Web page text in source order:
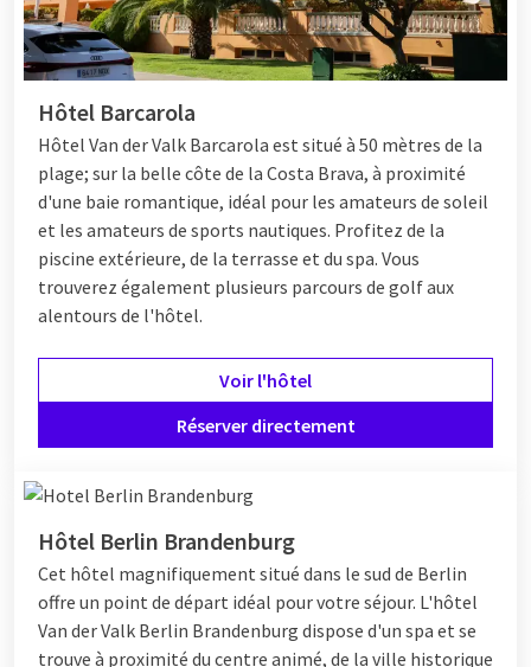
Hôtel Barcarola
Hôtel Van der Valk Barcarola est situé à 50 mètres de la
plage; sur la belle côte de la Costa Brava, à proximité
d'une baie romantique, idéal pour les amateurs de soleil
et les amateurs de sports nautiques. Profitez de la
piscine extérieure, de la terrasse et du spa. Vous
trouverez également plusieurs parcours de golf aux
alentours de l'hôtel.
Voir l'hôtel
Réserver directement
Hôtel Berlin Brandenburg
Cet hôtel magnifiquement situé dans le sud de Berlin
offre un point de départ idéal pour votre séjour. L'hôtel
Van der Valk Berlin Brandenburg dispose d'un spa et se
trouve à proximité du centre animé, de la ville historique